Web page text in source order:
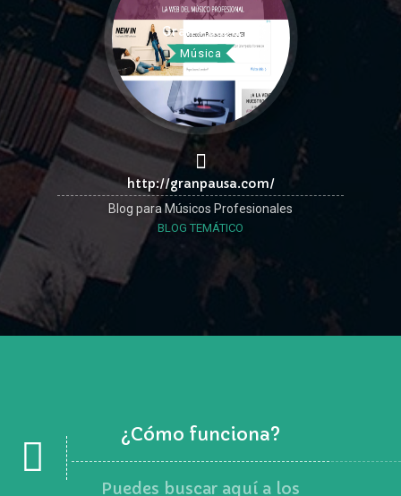
Gran Pausa
Música
http://granpausa.com/
Blog para Músicos Profesionales
BLOG TEMÁTICO
¿Cómo funciona?
Puedes buscar aquí a los